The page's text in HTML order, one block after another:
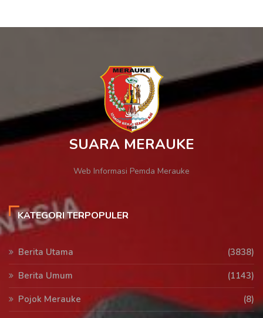
SUARA MERAUKE
Web Informasi Pemda Merauke
KATEGORI TERPOPULER
Berita Utama
(3838)
Berita Umum
(1143)
Pojok Merauke
(8)